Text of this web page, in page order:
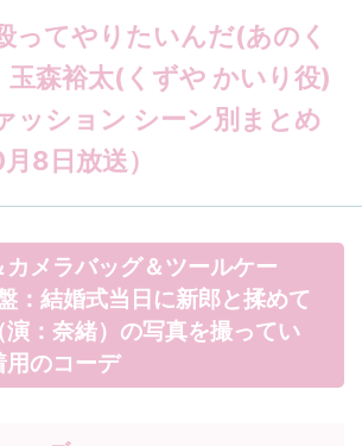
ってやりたいんだ(あのく
玉森裕太(くずや かいり役)
ッション シーン別まとめ
8日放送）
カメラバッグ＆ツールケー
：結婚式当日に新郎と揉めて
演：奈緒）の写真を撮ってい
用のコーデ